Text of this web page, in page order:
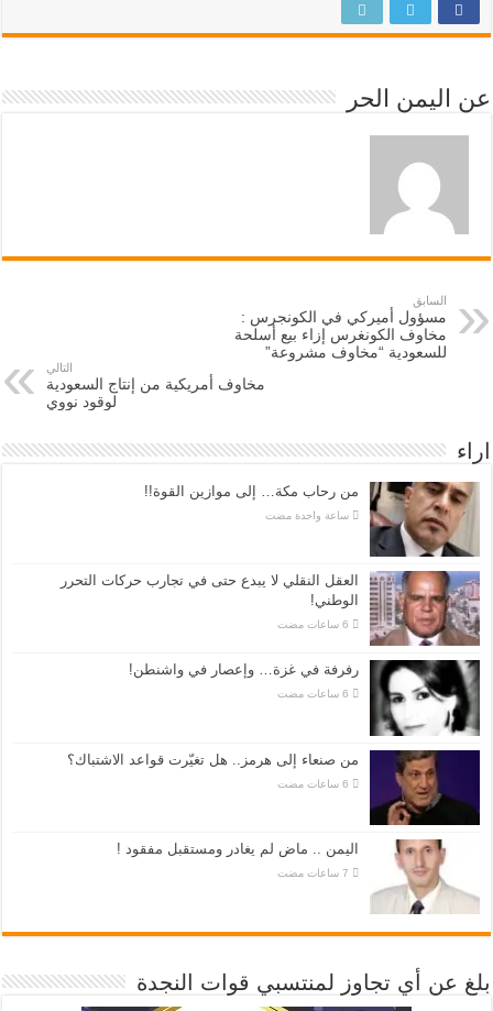
عن اليمن الحر
السابق
مسؤول أميركي في الكونجرس :
مخاوف الكونغرس إزاء بيع أسلحة
للسعودية “مخاوف مشروعة”
التالي
مخاوف أمريكية من إنتاج السعودية
لوقود نووي
اراء
من رحاب مكة… إلى موازين القوة!!
‏ساعة واحدة مضت
العقل النقلي لا يبدع حتى في تجارب حركات التحرر
الوطني!
رفرفة في غزة… وإعصار في واشنطن!
من صنعاء إلى هرمز.. هل تغيّرت قواعد الاشتباك؟
اليمن .. ماض لم يغادر ومستقبل مفقود !
بلغ عن أي تجاوز لمنتسبي قوات النجدة